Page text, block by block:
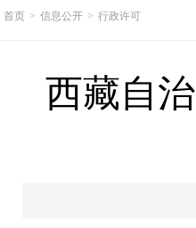
首页 > 信息公开 > 行政许可
西藏自